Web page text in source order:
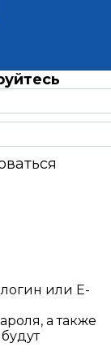
или E-
а также